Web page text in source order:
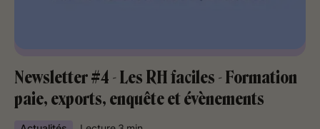
Newsletter #4 - Les RH faciles - Formation
paie, exports, enquête et évènements